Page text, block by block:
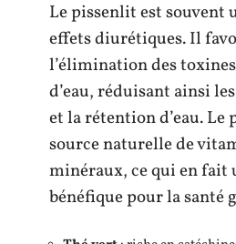
Le pissenlit est souvent
effets diurétiques. Il
l’élimination des toxines
d’eau, réduisant ainsi
et la rétention d’eau. Le
source naturelle de
minéraux, ce qui en fait
bénéfique pour la santé